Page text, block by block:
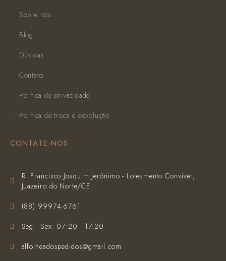
Sobre nós
Blog
Dúvidas
Contato
Política de privacidade
Política de troca e devolução
CONTATE-NOS
R. Francisco Joaquim Jerônimo - Loteamento Conviver,
Juazeiro do Norte/CE
(‪88) 99974-6761‬
Seg - Sex: 07:20 - 17:20
alfolheadospedidos@gmail.com